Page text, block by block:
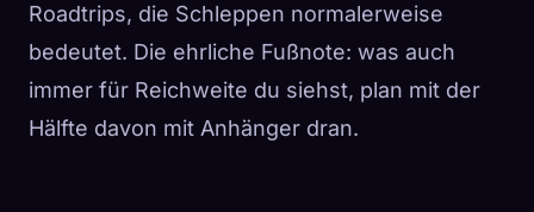
Roadtrips, die Schleppen normalerweise
bedeutet. Die ehrliche Fußnote: was auch
immer für Reichweite du siehst, plan mit der
Hälfte davon mit Anhänger dran.